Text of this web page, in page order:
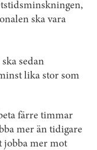
ska vara
sedan
lika stor som
färre timmar
mer än tidigare
jobba mer mot